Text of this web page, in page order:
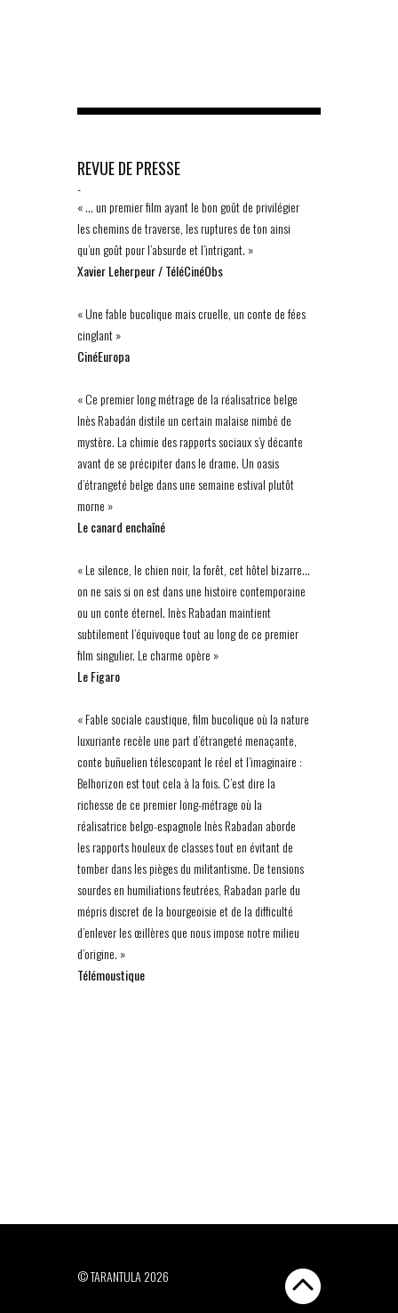
REVUE DE PRESSE
-
« … un premier film ayant le bon goût de privilégier
les chemins de traverse, les ruptures de ton ainsi
qu’un goût pour l’absurde et l’intrigant. »
Xavier Leherpeur / TéléCinéObs
« Une fable bucolique mais cruelle, un conte de fées
cinglant »
CinéEuropa
« Ce premier long métrage de la réalisatrice belge
Inès Rabadán distile un certain malaise nimbé de
mystère. La chimie des rapports sociaux s’y décante
avant de se précipiter dans le drame. Un oasis
d’étrangeté belge dans une semaine estival plutôt
morne »
Le canard enchaîné
« Le silence, le chien noir, la forêt, cet hôtel bizarre…
on ne sais si on est dans une histoire contemporaine
ou un conte éternel. Inès Rabadan maintient
subtilement l’équivoque tout au long de ce premier
film singulier. Le charme opère »
Le Figaro
« Fable sociale caustique, film bucolique où la nature
luxuriante recèle une part d’étrangeté menaçante,
conte buñuelien télescopant le réel et l’imaginaire :
Belhorizon est tout cela à la fois. C’est dire la
richesse de ce premier long-métrage où la
réalisatrice belgo-espagnole Inès Rabadan aborde
les rapports houleux de classes tout en évitant de
tomber dans les pièges du militantisme. De tensions
sourdes en humiliations feutrées, Rabadan parle du
mépris discret de la bourgeoisie et de la difficulté
d’enlever les œillères que nous impose notre milieu
d’origine. »
Télémoustique
© TARANTULA 2026